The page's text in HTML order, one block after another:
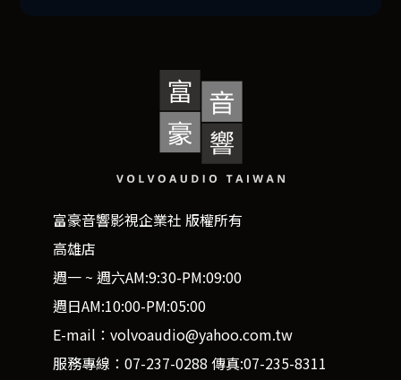
富豪音響影視企業社 版權所有
高雄店
週一 ~ 週六AM:9:30-PM:09:00
週日AM:10:00-PM:05:00
E-mail：volvoaudio@yahoo.com.tw
服務專線：07-237-0288 傳真:07-235-8311